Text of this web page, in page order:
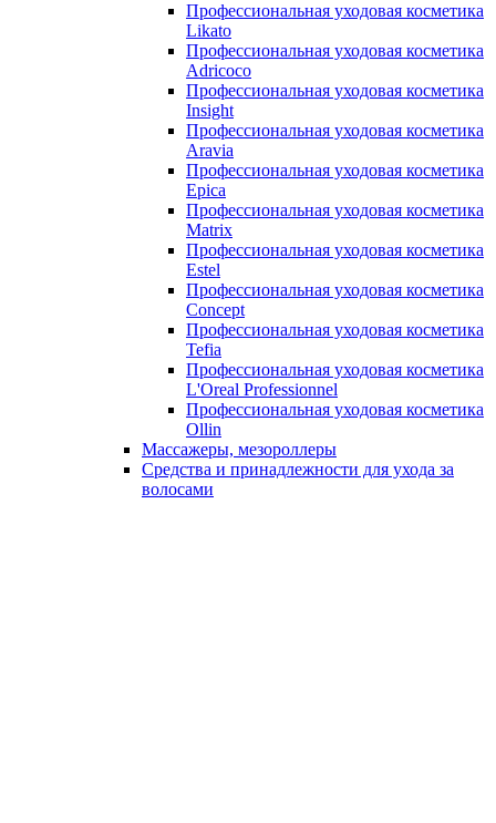
Профессиональная уходовая косметика
Likato
Профессиональная уходовая косметика
Adricoco
Профессиональная уходовая косметика
Insight
Профессиональная уходовая косметика
Aravia
Профессиональная уходовая косметика
Epica
Профессиональная уходовая косметика
Matrix
Профессиональная уходовая косметика
Estel
Профессиональная уходовая косметика
Concept
Профессиональная уходовая косметика
Tefia
Профессиональная уходовая косметика
L'Oreal Professionnel
Профессиональная уходовая косметика
Ollin
Массажеры, мезороллеры
Средства и принадлежности для ухода за
волосами